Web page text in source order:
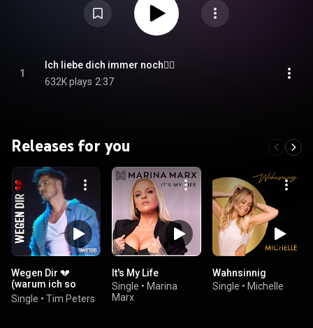
1
Ich liebe dich immer noch❤️‍🔥
632K plays 2:37
Releases for you
Wegen Dir 💔
(warum ich so
durchdreh’)
Single • Tim Peters
It's My Life
Single • Marina
Marx
Wahnsinnig
Single • Michelle